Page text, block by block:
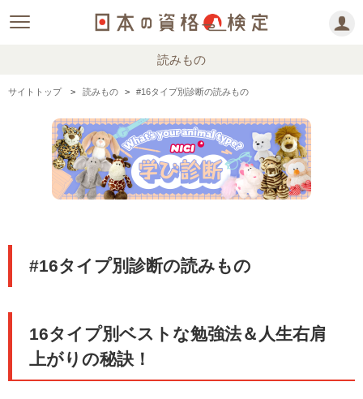
読みもの
サイトトップ 読みもの #16タイプ別診断の読みもの
#16タイプ別診断の読みもの
16タイプ別ベストな勉強法＆人生右肩
上がりの秘訣！